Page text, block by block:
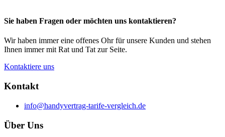
Sie haben Fragen oder möchten uns kontaktieren?
Wir haben immer eine offenes Ohr für unsere Kunden und stehen
Ihnen immer mit Rat und Tat zur Seite.
Kontaktiere uns
Kontakt
info@handyvertrag-tarife-vergleich.de
Über Uns